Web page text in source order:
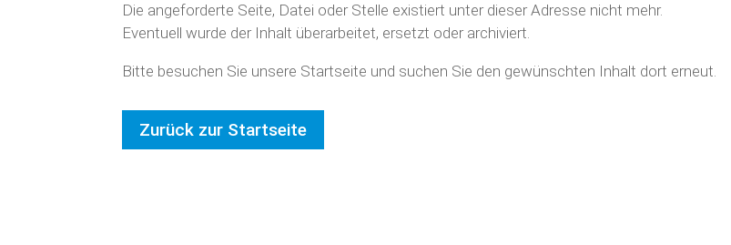
Die angeforderte Seite, Datei oder Stelle existiert unter dieser Adresse nicht mehr.
Eventuell wurde der Inhalt überarbeitet, ersetzt oder archiviert.
Bitte besuchen Sie unsere Startseite und suchen Sie den gewünschten Inhalt dort erneut.
Zurück zur Startseite